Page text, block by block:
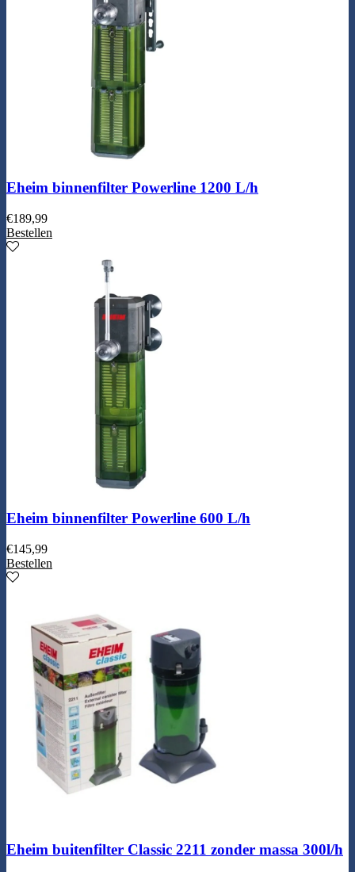
Eheim binnenfilter Powerline 1200 L/h
€189,99
Bestellen
Eheim binnenfilter Powerline 600 L/h
€145,99
Bestellen
Eheim buitenfilter Classic 2211 zonder massa 300l/h